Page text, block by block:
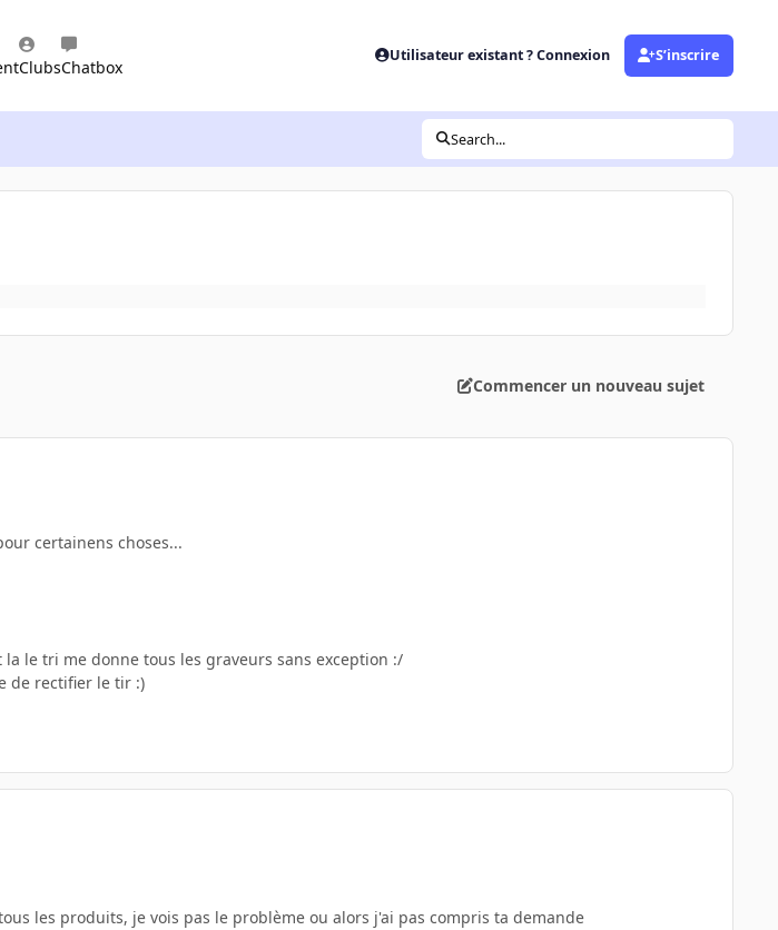
ClubsChatbox
Utilisateur existant ? Connexion S’inscrire
Search...
Commencer un nouveau sujet
certainens choses...
le tri me donne tous les graveurs sans exception :/
de rectifier le tir :)
les produits, je vois pas le problème ou alors j'ai pas compris ta demande